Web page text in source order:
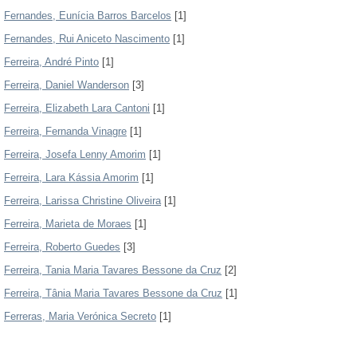
Fernandes, Eunícia Barros Barcelos [1]
Fernandes, Rui Aniceto Nascimento [1]
Ferreira, André Pinto [1]
Ferreira, Daniel Wanderson [3]
Ferreira, Elizabeth Lara Cantoni [1]
Ferreira, Fernanda Vinagre [1]
Ferreira, Josefa Lenny Amorim [1]
Ferreira, Lara Kássia Amorim [1]
Ferreira, Larissa Christine Oliveira[1]
Ferreira, Marieta de Moraes [1]
Ferreira, Roberto Guedes [3]
Ferreira, Tania Maria Tavares Bessone da Cruz [2]
Ferreira, Tânia Maria Tavares Bessone da Cruz [1]
Ferreras, Maria Verónica Secreto [1]